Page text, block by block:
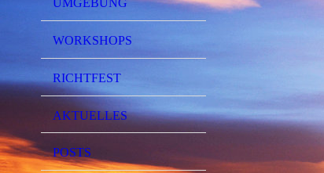
UMGEBUNG
WORKSHOPS
RICHTFEST
AKTUELLES
POSTS